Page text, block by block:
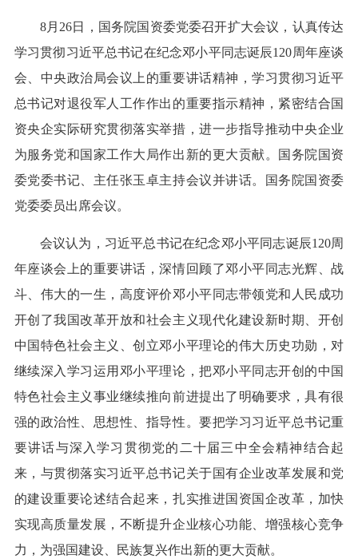
8月26日，国务院国资委党委召开扩大会议，认真传达
学习贯彻习近平总书记在纪念邓小平同志诞辰120周年座谈
会、中央政治局会议上的重要讲话精神，学习贯彻习近平
总书记对退役军人工作作出的重要指示精神，紧密结合国
资央企实际研究贯彻落实举措，进一步指导推动中央企业
为服务党和国家工作大局作出新的更大贡献。国务院国资
委党委书记、主任张玉卓主持会议并讲话。国务院国资委
党委委员出席会议。
会议认为，习近平总书记在纪念邓小平同志诞辰120周
年座谈会上的重要讲话，深情回顾了邓小平同志光辉、战
斗、伟大的一生，高度评价邓小平同志带领党和人民成功
开创了我国改革开放和社会主义现代化建设新时期、开创
中国特色社会主义、创立邓小平理论的伟大历史功勋，对
继续深入学习运用邓小平理论，把邓小平同志开创的中国
特色社会主义事业继续推向前进提出了明确要求，具有很
强的政治性、思想性、指导性。要把学习习近平总书记重
要讲话与深入学习贯彻党的二十届三中全会精神结合起
来，与贯彻落实习近平总书记关于国有企业改革发展和党
的建设重要论述结合起来，扎实推进国资国企改革，加快
实现高质量发展，不断提升企业核心功能、增强核心竞争
力，为强国建设、民族复兴作出新的更大贡献。